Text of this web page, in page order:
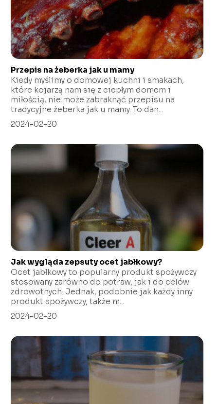
Przepis na żeberka jak u mamy
Kiedy myślimy o domowej kuchni i smakach,
które kojarzą nam się z ciepłym domem i
miłością, nie może zabraknąć przepisu na
tradycyjne żeberka jak u mamy. To dan...
2024-02-20
Jak wygląda zepsuty ocet jabłkowy?
Ocet jabłkowy to popularny produkt spożywczy
stosowany zarówno do potraw, jak i do celów
zdrowotnych. Jednak, podobnie jak każdy inny
produkt spożywczy, także m...
2024-02-20